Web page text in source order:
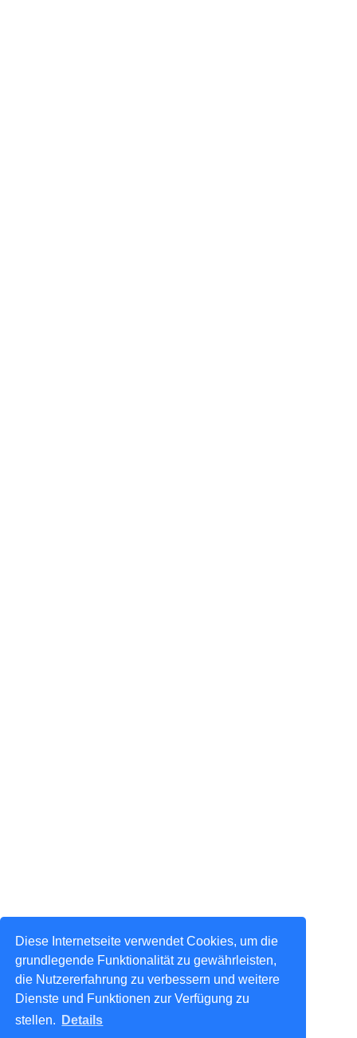
Diese Internetseite verwendet Cookies, um die
grundlegende Funktionalität zu gewährleisten,
die Nutzererfahrung zu verbessern und weitere
Dienste und Funktionen zur Verfügung zu
stellen.
Details